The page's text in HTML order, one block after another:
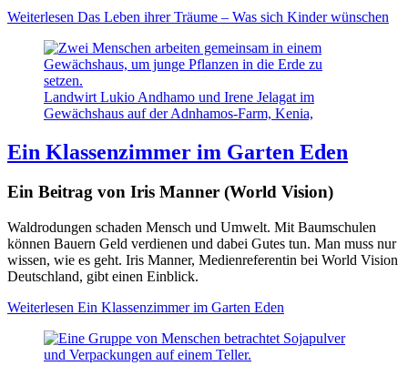
Weiterlesen Das Leben ihrer Träume – Was sich Kinder wünschen
Landwirt Lukio Andhamo und Irene Jelagat im
Gewächshaus auf der Adnhamos-Farm, Kenia,
Ein Klassenzimmer im Garten Eden
Ein Beitrag von Iris Manner (World Vision)
Waldrodungen schaden Mensch und Umwelt. Mit Baumschulen
können Bauern Geld verdienen und dabei Gutes tun. Man muss nur
wissen, wie es geht. Iris Manner, Medienreferentin bei World Vision
Deutschland, gibt einen Einblick.
Weiterlesen Ein Klassenzimmer im Garten Eden